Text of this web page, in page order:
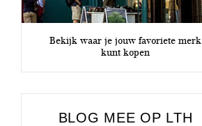
Bekijk waar je jouw favoriete merk
kunt kopen
BLOG MEE OP LTH